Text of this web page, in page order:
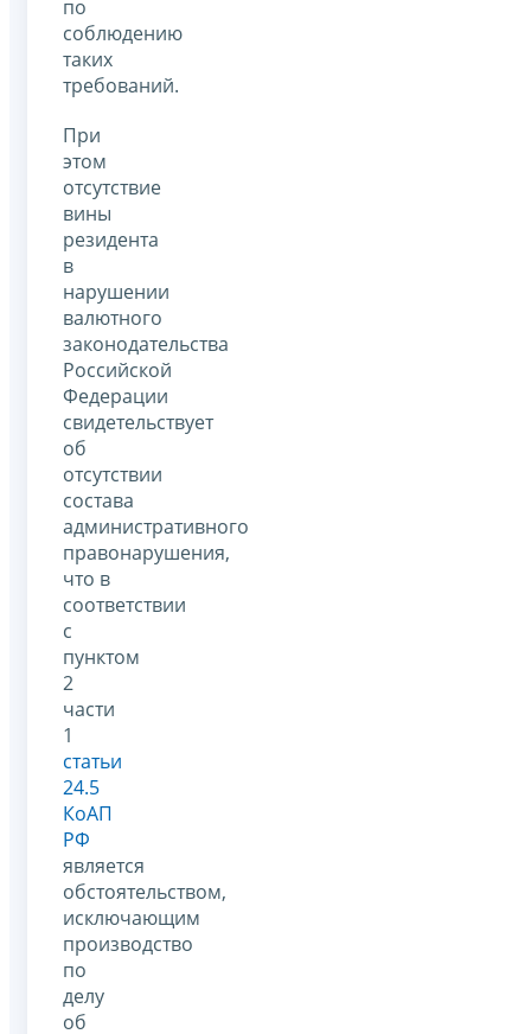
по
соблюдению
таких
требований.
При
этом
отсутствие
вины
резидента
в
нарушении
валютного
законодательства
Российской
Федерации
свидетельствует
об
отсутствии
состава
административного
правонарушения,
что в
соответствии
с
пунктом
2
части
1
статьи
24.5
КоАП
РФ
является
обстоятельством,
исключающим
производство
по
делу
об